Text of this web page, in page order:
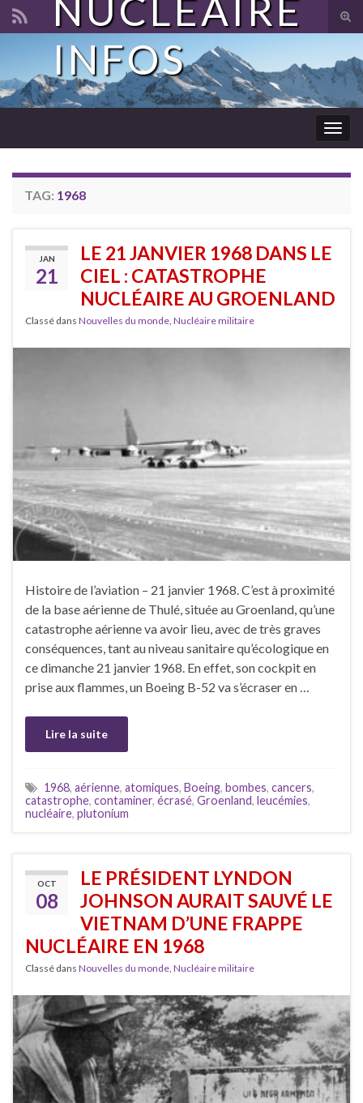
Search for:
NUCLÉAIRE
INFOS
TAG: 1968
JAN
21
LE 21 JANVIER 1968 DANS LE
CIEL : CATASTROPHE
NUCLÉAIRE AU GROENLAND
Classé dans Nouvelles du monde, Nucléaire militaire
Histoire de l’aviation – 21 janvier 1968. C’est à proximité
de la base aérienne de Thulé, située au Groenland, qu’une
catastrophe aérienne va avoir lieu, avec de très graves
conséquences, tant au niveau sanitaire qu’écologique en
ce dimanche 21 janvier 1968. En effet, son cockpit en
prise aux flammes, un Boeing B-52 va s’écraser en …
Lire la suite
1968, aérienne, atomiques, Boeing, bombes, cancers,
catastrophe, contaminer, écrasé, Groenland, leucémies,
nucléaire, plutonium
OCT
08
LE PRÉSIDENT LYNDON
JOHNSON AURAIT SAUVÉ LE
VIETNAM D’UNE FRAPPE
NUCLÉAIRE EN 1968
Classé dans Nouvelles du monde Nucléaire militaire